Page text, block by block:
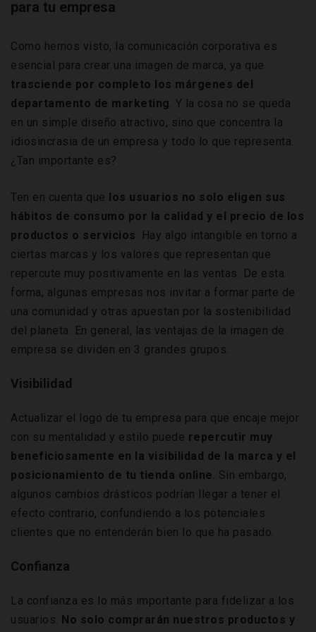
para tu empresa
Como hemos visto, la comunicación corporativa es
esencial para crear una imagen de marca, ya que
trasciende por completo los márgenes del
departamento de marketing. Y la cosa no se queda
en un simple diseño atractivo, sino que concentra la
idiosincrasia de un empresa y todo lo que representa.
¿Tan importante es?
Ten en cuenta que los usuarios no solo eligen sus
hábitos de consumo por la calidad y el precio de los
productos o servicios. Hay algo intangible en torno a
ciertas marcas y los valores que representan que
repercute muy positivamente en las ventas. De esta
forma, algunas empresas nos invitar a formar parte de
una comunidad y otras apuestan por la sostenibilidad
del planeta. En general, las ventajas de la imagen de
empresa se dividen en 3 grandes grupos.
Visibilidad
Actualizar el logo de tu empresa para que encaje mejor
con su mentalidad y estilo puede repercutir muy
beneficiosamente en la visibilidad de la marca y el
posicionamiento de tu tienda online. Sin embargo,
algunos cambios drásticos podrían llegar a tener el
efecto contrario, confundiendo a los potenciales
clientes que no entenderán bien lo que ha pasado.
Confianza
La confianza es lo más importante para fidelizar a los
usuarios. No solo comprarán nuestros productos y